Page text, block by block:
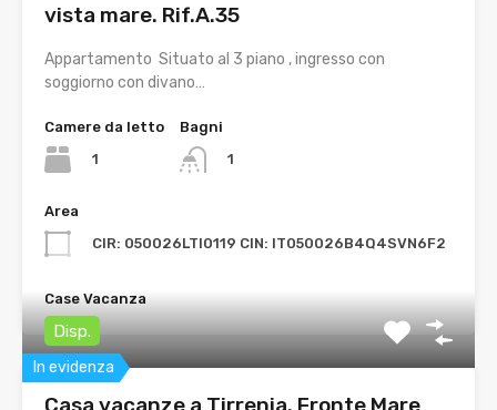
vista mare. Rif.A.35
Appartamento Situato al 3 piano , ingresso con
soggiorno con divano…
Camere da letto
1
Bagni
1
Area
CIR: 050026LTI0119 CIN: IT050026B4Q4SVN6F2
Case Vacanza
In evidenza
Disp.